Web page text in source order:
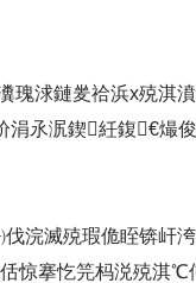
瑰浗鏈夎祫浜х殑淇
氶泦鍥紝鍑€熶
浣滅殑瑕佹眰锛屽
惊搴忔笎杩涚殑淇